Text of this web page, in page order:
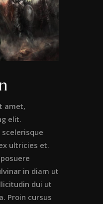
amet,
elit.
ultricies et.
in diam ut
dui ut
Proin cursus